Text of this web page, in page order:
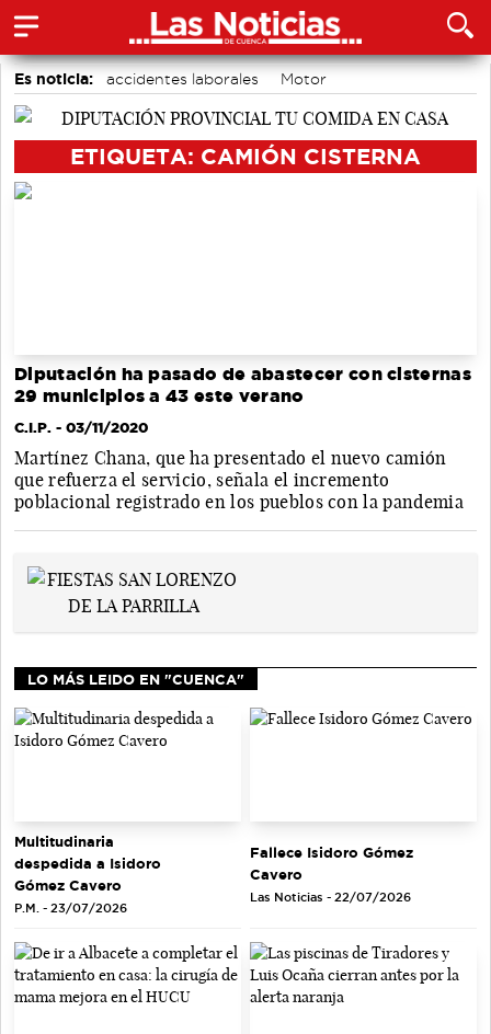
Es noticia: accidentes laborales
Motor
Auditorio de Cuenca
ETIQUETA: CAMIÓN CISTERNA
Diputación ha pasado de abastecer con cisternas
29 municipios a 43 este verano
C.I.P. - 03/11/2020
Martínez Chana, que ha presentado el nuevo camión
que refuerza el servicio, señala el incremento
poblacional registrado en los pueblos con la pandemia
LO MÁS LEIDO EN "CUENCA"
Multitudinaria
despedida a Isidoro
Gómez Cavero
P.M. - 23/07/2026
Fallece Isidoro Gómez
Cavero
Las Noticias - 22/07/2026